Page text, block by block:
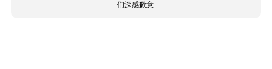
们深感歉意.